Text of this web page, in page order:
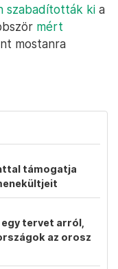
szabadították ki a
mért
mostanra
támogatja
tervet arról,
az orosz